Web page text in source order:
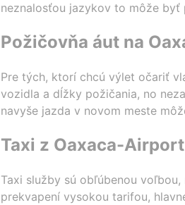
neznalosťou jazykov to môže byť
Požičovňa áut na
Pre tých, ktorí chcú výlet očariť
vozidla a dĺžky požičania, no
navyše jazda v novom meste
Taxi z Oaxaca-
Taxi služby sú obľúbenou
prekvapení vysokou tarifou,